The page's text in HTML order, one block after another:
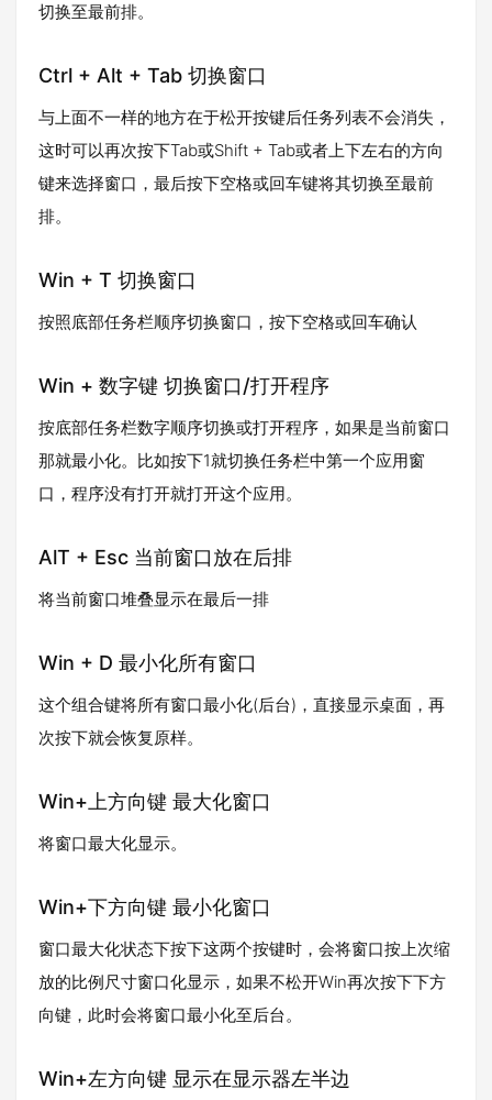
切换至最前排。
Ctrl + Alt + Tab 切换窗口
与上面不一样的地方在于松开按键后任务列表不会消失，
这时可以再次按下Tab或Shift + Tab或者上下左右的方向
键来选择窗口，最后按下空格或回车键将其切换至最前
排。
Win + T 切换窗口
按照底部任务栏顺序切换窗口，按下空格或回车确认
Win + 数字键 切换窗口/打开程序
按底部任务栏数字顺序切换或打开程序，如果是当前窗口
那就最小化。比如按下1就切换任务栏中第一个应用窗
口，程序没有打开就打开这个应用。
AlT + Esc 当前窗口放在后排
将当前窗口堆叠显示在最后一排
Win + D 最小化所有窗口
这个组合键将所有窗口最小化(后台)，直接显示桌面，再
次按下就会恢复原样。
Win+上方向键 最大化窗口
将窗口最大化显示。
Win+下方向键 最小化窗口
窗口最大化状态下按下这两个按键时，会将窗口按上次缩
放的比例尺寸窗口化显示，如果不松开Win再次按下下方
向键，此时会将窗口最小化至后台。
Win+左方向键 显示在显示器左半边